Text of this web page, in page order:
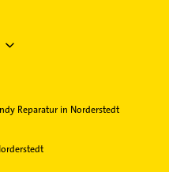
Reparatur in Norderstedt